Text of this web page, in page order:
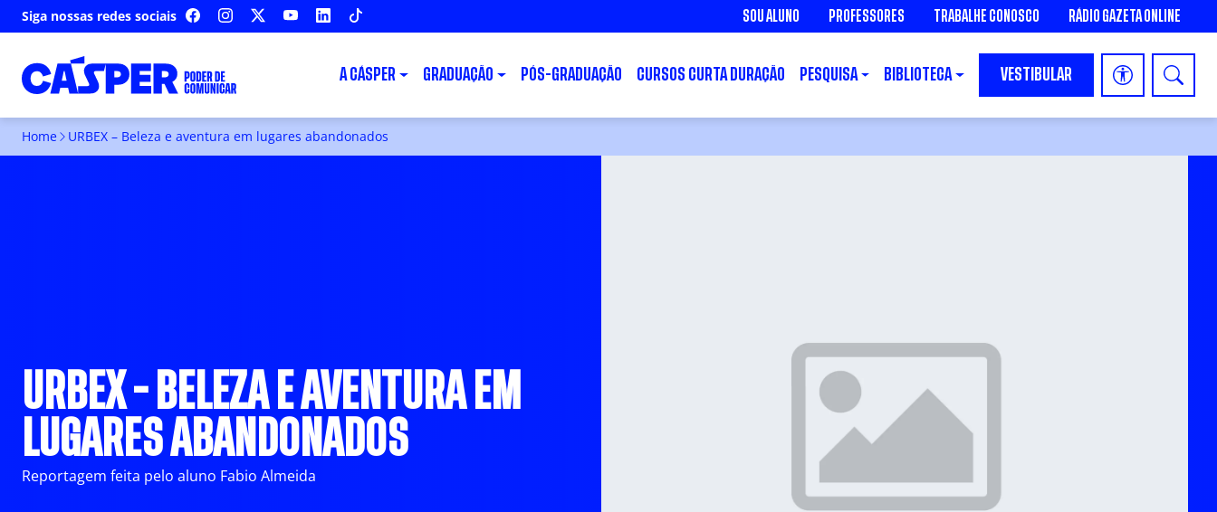
Siga nossas redes sociais FACEBOOKINSTAGRAM YOUTUBELINKEDIN SOU ALUNO PROFESSORES TRABALHE CONOSCO RÁDIO GAZETA ONLINE
A CÁSPER GRADUAÇÃO PÓS-GRADUAÇÃO CURSOS CURTA DURAÇÃO PESQUISA BIBLIOTECA VESTIBULAR
Home URBEX – Beleza e aventura em lugares abandonados
URBEX - BELEZA E AVENTURA EM
LUGARES ABANDONADOS
Reportagem feita pelo aluno Fabio Almeida